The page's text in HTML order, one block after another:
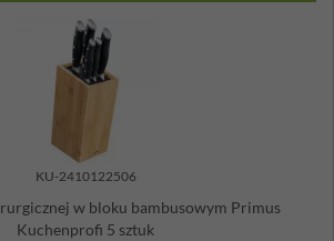
– długość ostrza: 8 cm
KU-2410122506
w bloku bambusowym Primus
Kuchenprofi 5 sztuk